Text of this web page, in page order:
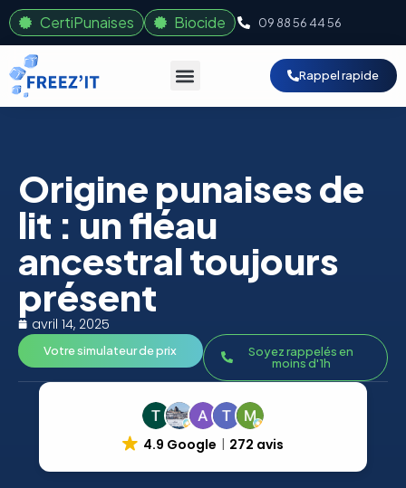
CertiPunaises Biocide 09 88 56 44 56
Rappel rapide
Origine punaises de
lit : un fléau
ancestral toujours
présent
avril 14, 2025
Votre simulateur de prix
Soyez rappelés en
moins d'1h
4.9 Google 272 avis